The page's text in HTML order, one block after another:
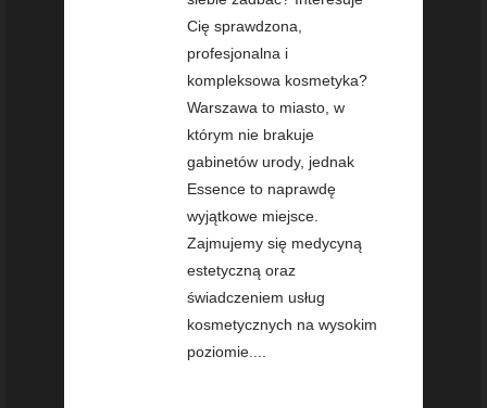
Cię sprawdzona,
profesjonalna i
kompleksowa kosmetyka?
Warszawa to miasto, w
którym nie brakuje
gabinetów urody, jednak
Essence to naprawdę
wyjątkowe miejsce.
Zajmujemy się medycyną
estetyczną oraz
świadczeniem usług
kosmetycznych na wysokim
poziomie....